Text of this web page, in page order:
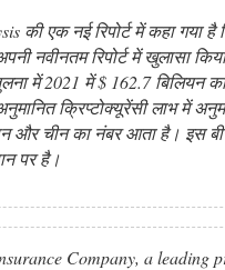
की एक नई रिपोर्ट में कहा गया
नवीनतम रिपोर्ट में खुलासा
में 2021 में $ 162.7 बिलियन
क्रिप्टोक्यूरेंसी लाभ में
और चीन का नंबर आता है। इस
पर है।
Company, a leading